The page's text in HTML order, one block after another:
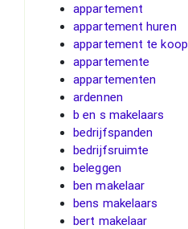
appartement
appartement huren
appartement te koop
appartemente
appartementen
ardennen
b en s makelaars
bedrijfspanden
bedrijfsruimte
beleggen
ben makelaar
bens makelaars
bert makelaar